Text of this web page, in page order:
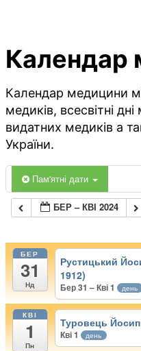
Календар
Календар медицини
медиків, всесвітні
видатних медиків а
України.
Пам'ятні дати
БЕР – КВІ 2024
БЕР
31
Нд
Рустицький
1912)
Бер 31 – Кві 1 день
КВІ
1
Пн
Туровець
Кві 1 день